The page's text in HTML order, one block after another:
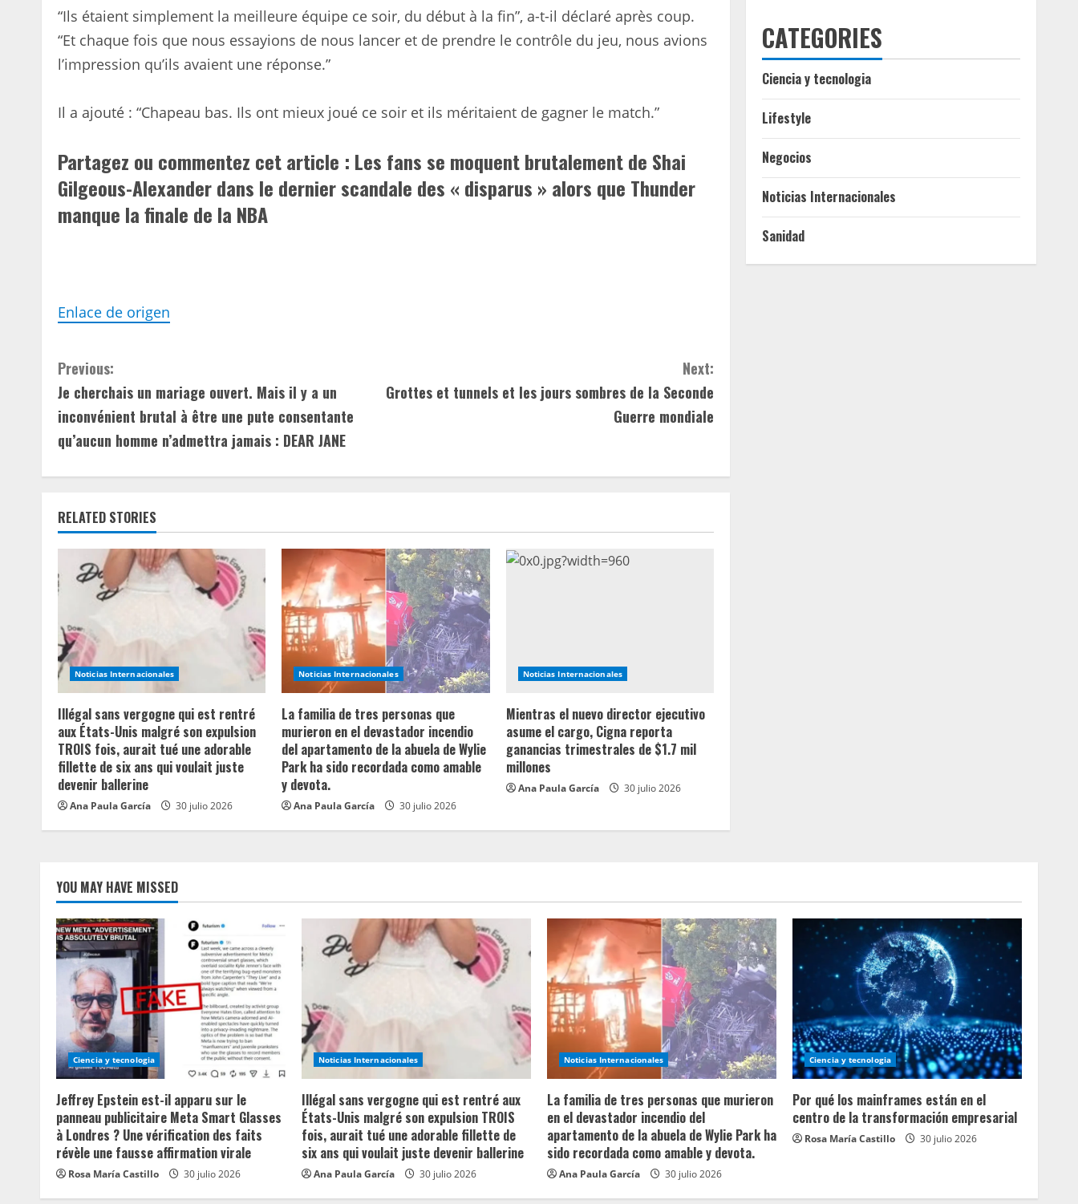
“Ils étaient simplement la meilleure équipe ce soir, du début à la fin”, a-t-il déclaré après coup.
“Et chaque fois que nous essayions de nous lancer et de prendre le contrôle du jeu, nous avions
l’impression qu’ils avaient une réponse.”
Il a ajouté : “Chapeau bas. Ils ont mieux joué ce soir et ils méritaient de gagner le match.”
Partagez ou commentez cet article : Les fans se moquent brutalement de Shai
Gilgeous-Alexander dans le dernier scandale des « disparus » alors que Thunder
manque la finale de la NBA
Enlace de origen
C
o
n
t
i
n
u
R
e
a
d
i
n
Previous:
Je cherchais un mariage ouvert. Mais il y a un
inconvénient brutal à être une pute consentante
qu’aucun homme n’admettra jamais : DEAR JANE
Next:
Grottes et tunnels et les jours sombres de la Seconde
Guerre mondiale
RELATED STORIES
Noticias Internacionales
Illégal sans vergogne qui est rentré
aux États-Unis malgré son expulsion
TROIS fois, aurait tué une adorable
fillette de six ans qui voulait juste
devenir ballerine
Ana Paula García 30 julio 2026
Noticias Internacionales
La familia de tres personas que
murieron en el devastador incendio
del apartamento de la abuela de Wylie
Park ha sido recordada como amable
y devota.
Ana Paula García 30 julio 2026
Noticias Internacionales
Mientras el nuevo director ejecutivo
asume el cargo, Cigna reporta
ganancias trimestrales de $1.7 mil
millones
Ana Paula García 30 julio 2026
CATEGORIES
Ciencia y tecnologia
Lifestyle
Negocios
Noticias Internacionales
Sanidad
YOU MAY HAVE MISSED
Ciencia y tecnologia
Jeffrey Epstein est-il apparu sur le
panneau publicitaire Meta Smart Glasses
à Londres ? Une vérification des faits
révèle une fausse affirmation virale
Rosa María Castillo 30 julio 2026
Noticias Internacionales
Illégal sans vergogne qui est rentré aux
États-Unis malgré son expulsion TROIS
fois, aurait tué une adorable fillette de
six ans qui voulait juste devenir ballerine
Ana Paula García 30 julio 2026
Noticias Internacionales
La familia de tres personas que murieron
en el devastador incendio del
apartamento de la abuela de Wylie Park ha
sido recordada como amable y devota.
Ana Paula García 30 julio 2026
Ciencia y tecnologia
Por qué los mainframes están en el
centro de la transformación empresarial
Rosa María Castillo 30 julio 2026